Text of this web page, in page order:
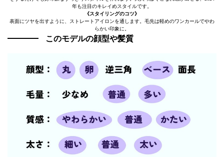
年も注目のキレイめスタイルです。
《スタイリングのコツ》
表面にツヤを出すように、ストレートアイロンを通します。毛先は軽めのワンカールでやわ
らかい印象に。
このモデルの顔型や髪質